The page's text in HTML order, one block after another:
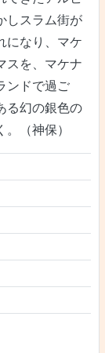
しスラム街が
になり、マケ
スを、マケナ
ンドで過ご
る幻の銀色の
（神保）